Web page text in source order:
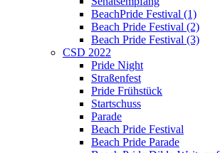
BeachPride Festival (1)
Beach Pride Festival (2)
Beach Pride Festival (3)
CSD 2022
Pride Night
Straßenfest
Pride Frühstück
Startschuss
Parade
Beach Pride Festival
Beach Pride Parade